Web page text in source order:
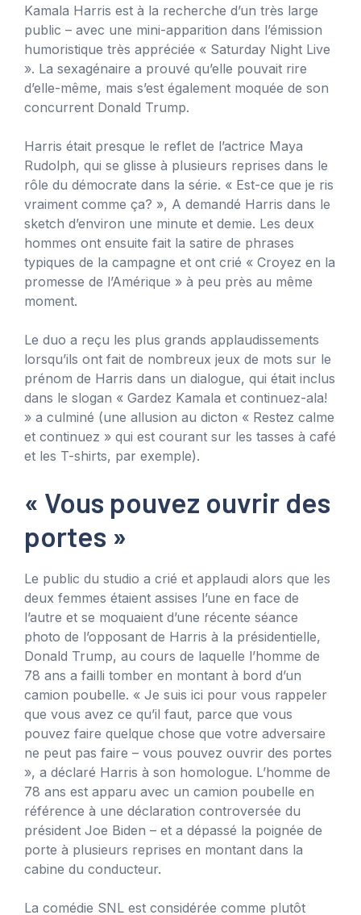
Kamala Harris est à la recherche d’un très large
public – avec une mini-apparition dans l’émission
humoristique très appréciée « Saturday Night Live
». La sexagénaire a prouvé qu’elle pouvait rire
d’elle-même, mais s’est également moquée de son
concurrent Donald Trump.
Harris était presque le reflet de l’actrice Maya
Rudolph, qui se glisse à plusieurs reprises dans le
rôle du démocrate dans la série. « Est-ce que je ris
vraiment comme ça? », A demandé Harris dans le
sketch d’environ une minute et demie. Les deux
hommes ont ensuite fait la satire de phrases
typiques de la campagne et ont crié « Croyez en la
promesse de l’Amérique » ​​à peu près au même
moment.
Le duo a reçu les plus grands applaudissements
lorsqu’ils ont fait de nombreux jeux de mots sur le
prénom de Harris dans un dialogue, qui était inclus
dans le slogan « Gardez Kamala et continuez-ala!
» a culminé (une allusion au dicton « Restez calme
et continuez » qui est courant sur les tasses à café
et les T-shirts, par exemple).
« Vous pouvez ouvrir des
portes »
Le public du studio a crié et applaudi alors que les
deux femmes étaient assises l’une en face de
l’autre et se moquaient d’une récente séance
photo de l’opposant de Harris à la présidentielle,
Donald Trump, au cours de laquelle l’homme de
78 ans a failli tomber en montant à bord d’un
camion poubelle. « Je suis ici pour vous rappeler
que vous avez ce qu’il faut, parce que vous
pouvez faire quelque chose que votre adversaire
ne peut pas faire – vous pouvez ouvrir des portes
», a déclaré Harris à son homologue. L’homme de
78 ans est apparu avec un camion poubelle en
référence à une déclaration controversée du
président Joe Biden – et a dépassé la poignée de
porte à plusieurs reprises en montant dans la
cabine du conducteur.
La comédie SNL est considérée comme plutôt